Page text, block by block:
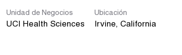
Unidad de Negocios
UCI Health Sciences
Ubicación